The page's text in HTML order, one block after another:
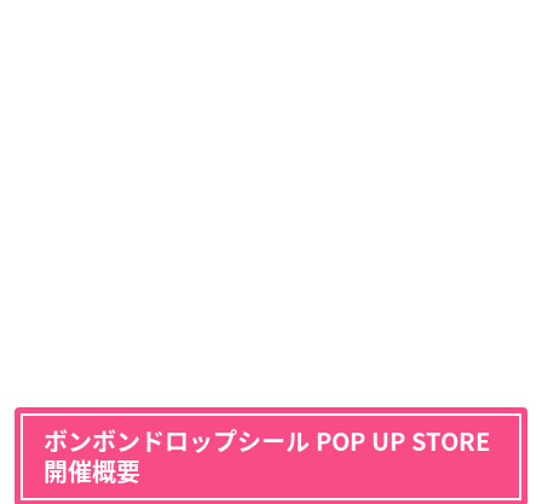
ボンボンドロップシール POP UP STORE
開催概要